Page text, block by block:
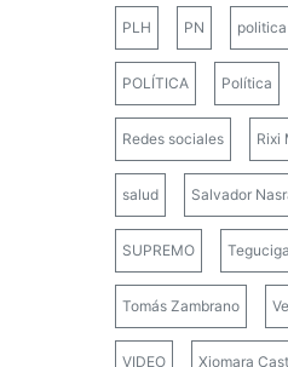
PLH PN politica
POLÍTICA Política
Redes sociales Rixi
salud Salvador
SUPREMO
Tomás Zambrano
VIDEO Xiomara